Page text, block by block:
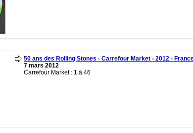
50 ans des Rolling Stones - Carrefour Market - 2012 -
7 mars 2012
Carrefour Market : 1 à 46